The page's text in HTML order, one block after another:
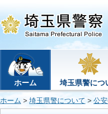
ホーム 埼玉県警につ
ホーム > 埼玉県警について > 公